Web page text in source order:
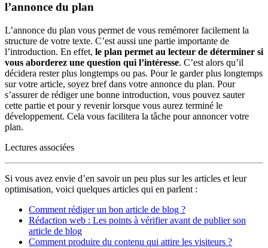
l’annonce du plan
L’annonce du plan vous permet de vous remémorer facilement la
structure de votre texte. C’est aussi une partie importante de
l’introduction. En effet, le plan permet au lecteur de déterminer si
vous aborderez une question qui l’intéresse. C’est alors qu’il
décidera rester plus longtemps ou pas. Pour le garder plus longtemps
sur votre article, soyez bref dans votre annonce du plan. Pour
s’assurer de rédiger une bonne introduction, vous pouvez sauter
cette partie et pour y revenir lorsque vous aurez terminé le
développement. Cela vous facilitera la tâche pour annoncer votre
plan.
Lectures associées
Si vous avez envie d’en savoir un peu plus sur les articles et leur
optimisation, voici quelques articles qui en parlent :
Comment rédiger un bon article de blog ?
Rédaction web : Les points à vérifier avant de publier son
article de blog
Comment produire du contenu qui attire les visiteurs ?